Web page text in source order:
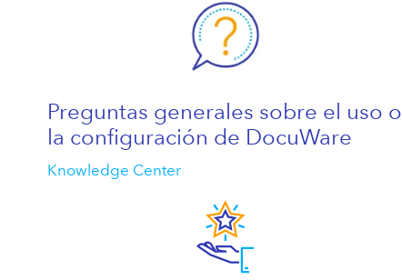
Preguntas generales sobre el uso o
la configuración de DocuWare
Knowledge Center